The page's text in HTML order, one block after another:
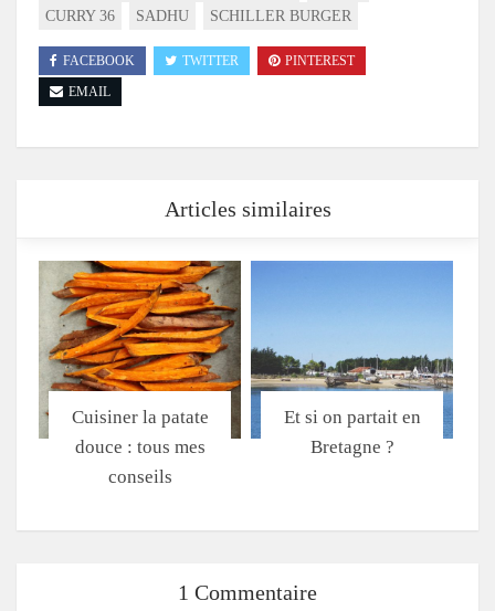
CURRY 36
SADHU SCHILLER BURGER
FACEBOOK TWITTER
PINTEREST
EMAIL
Articles similaires
Cuisiner la patate
douce : tous mes
conseils
Et si on partait en
Bretagne ?
1 Commentaire